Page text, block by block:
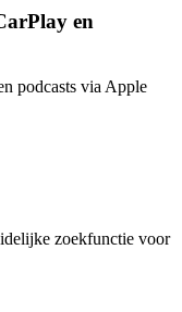
en
podcasts via Apple
zoekfunctie voor